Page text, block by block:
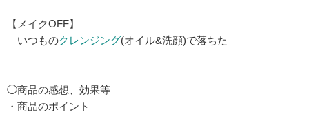
【メイクOFF】
いつものクレンジング(オイル&洗顔)で落ちた
◯商品の感想、効果等
・商品のポイント